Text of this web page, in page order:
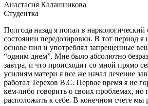
Анастасия Калашникова
Студентка
Полгода назад я попал в наркологический
состоянии передозировки. В тот период я
основе пил и употреблял запрещенные
“одним днем”. Мне было абсолютно
завтра, и что происходит со мной прямо
усилиям матери я все же начал лечение
работал Терехов В.С. Первое время я не
кем-либо говорить о своих проблемах, но
расположить к себе. В конечном счете мы